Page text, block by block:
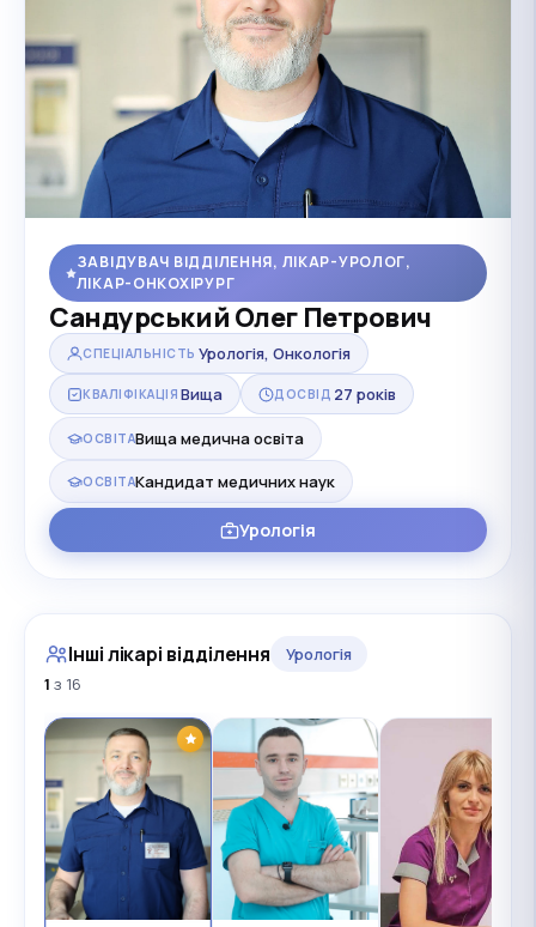
ЗАВІДУВАЧ ВІДДІЛЕННЯ, ЛІКАР-УРОЛОГ,
ЛІКАР-ОНКОХІРУРГ
Сандурський Олег Петрович
СПЕЦІАЛЬНІСТЬ Урологія, Онкологія
КВАЛІФІКАЦІЯ Вища ДОСВІД 27 років
ОСВІТАВища медична освіта
ОСВІТАКандидат медичних наук
Урологія
Інші лікарі відділення
Урологія
1 з 16